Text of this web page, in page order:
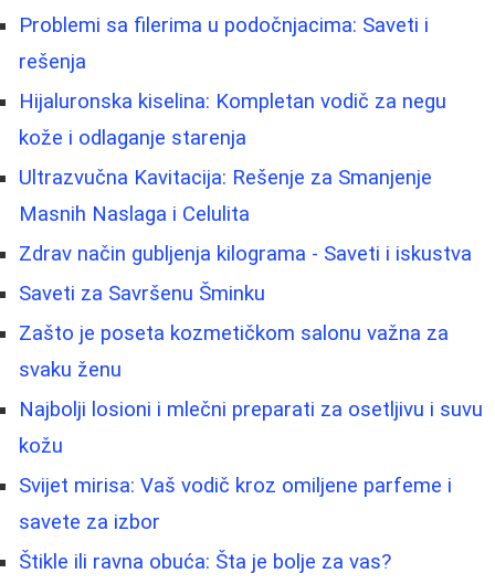
Problemi sa filerima u podočnjacima: Saveti i
rešenja
Hijaluronska kiselina: Kompletan vodič za negu
kože i odlaganje starenja
Ultrazvučna Kavitacija: Rešenje za Smanjenje
Masnih Naslaga i Celulita
Zdrav način gubljenja kilograma - Saveti i iskustva
Saveti za Savršenu Šminku
Zašto je poseta kozmetičkom salonu važna za
svaku ženu
Najbolji losioni i mlečni preparati za osetljivu i suvu
kožu
Svijet mirisa: Vaš vodič kroz omiljene parfeme i
savete za izbor
Štikle ili ravna obuća: Šta je bolje za vas?